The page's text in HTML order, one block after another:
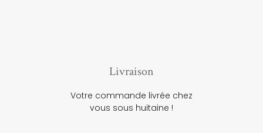
Livraison
Votre commande livrée chez
vous sous huitaine !